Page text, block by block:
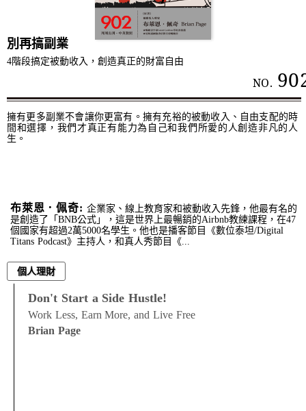
別再搞副業
4階段搞定被動收入，創造真正的財富自由
NO.
擁有更多副業不會讓你更富有。擁有充裕的被動收入、自由支配的時
間和選擇，我們才真正有能力為自己和我們所愛的人創造非凡的人
生。
布萊恩．佩奇: 企業家、線上教育家和被動收入先鋒，他最有名的
是創造了「BNB公式」，這是世界上最暢銷的Airbnb教練課程，在47
個國家有超過2萬5000名學生。他也是播客節目《數位泰坦/Digital
Titans Podcast》主持人，和真人秀節目《...
個人理財
Don't Start a Side Hustle!
Work Less, Earn More, and Live Free
Brian Page